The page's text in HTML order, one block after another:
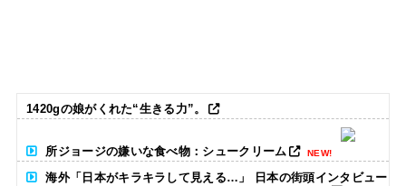
1420gの娘がくれた“生きる力”。
所ジョージの嫌いな食べ物：シュークリーム NEW!
海外「日本がキラキラして見える…」 日本の街頭インタビュー